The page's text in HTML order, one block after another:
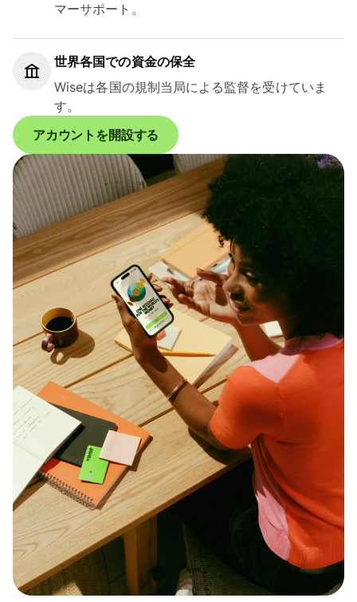
マーサポート。
世界各国での資金の保全
Wiseは各国の規制当局による監督を受けていま
す。
アカウントを開設する